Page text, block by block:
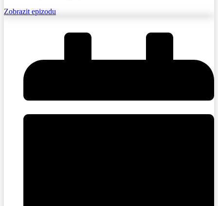
Zobrazit epizodu